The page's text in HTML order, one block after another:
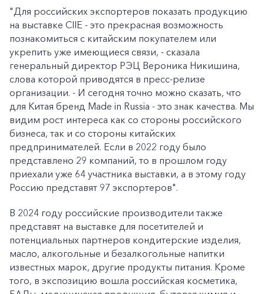
"Для российских экспортеров показать продукцию
на выставке CIIE - это прекрасная возможность
познакомиться с китайским покупателем или
укрепить уже имеющиеся связи, - сказала
генеральный директор РЭЦ Вероника Никишина,
слова которой приводятся в пресс-релизе
организации. - И сегодня точно можно сказать, что
для Китая бренд Made in Russia - это знак качества. Мы
видим рост интереса как со стороны российского
бизнеса, так и со стороны китайских
предпринимателей. Если в 2022 году было
представлено 29 компаний, то в прошлом году
приехали уже 64 участника выставки, а в этому году
Россию представят 97 экспортеров".
В 2024 году российские производители также
представят на выставке для посетителей и
потенциальных партнеров кондитерские изделия,
масло, алкогольные и безалкогольные напитки
известных марок, другие продукты питания. Кроме
того, в экспозицию вошла российская косметика,